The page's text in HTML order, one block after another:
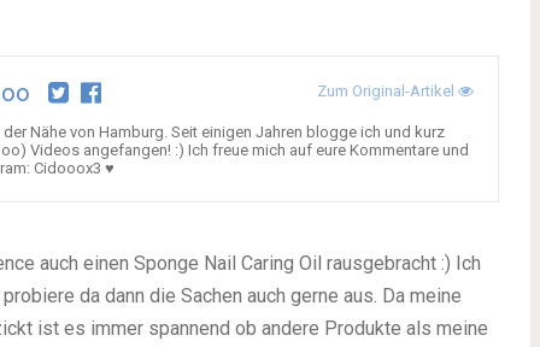
Zum Original-Artikel
Nähe von Hamburg. Seit einigen Jahren blogge ich und kurz
Videos angefangen! :) Ich freue mich auf eure Kommentare und
Cidooox3 ♥
auch einen Sponge Nail Caring Oil rausgebracht :) Ich
da dann die Sachen auch gerne aus. Da meine
ist es immer spannend ob andere Produkte als meine